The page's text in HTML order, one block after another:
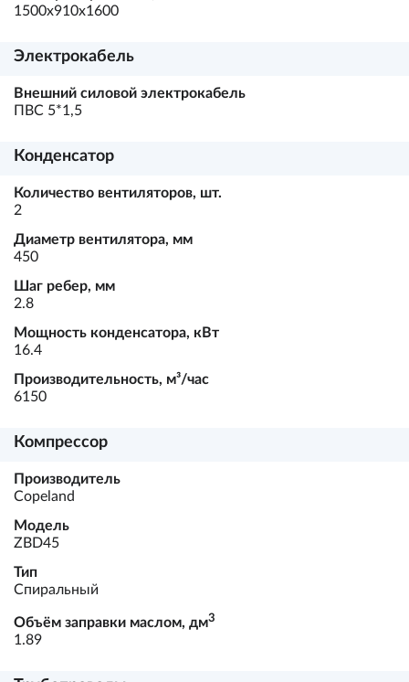
1500х910х1600
Электрокабель
Внешний силовой электрокабель
ПВС 5*1,5
Конденсатор
Количество вентиляторов, шт.
2
Диаметр вентилятора, мм
450
Шаг ребер, мм
2.8
Мощность конденсатора, кВт
16.4
Производительность, м³/час
6150
Компрессор
Производитель
Copeland
Модель
ZBD45
Тип
Спиральный
Объём заправки маслом, дм3
1.89